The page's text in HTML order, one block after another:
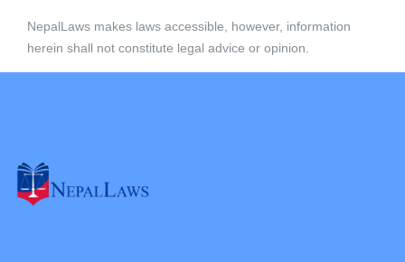
NepalLaws makes laws accessible, however, information
herein shall not constitute legal advice or opinion.